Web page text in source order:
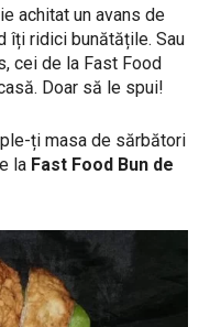
achitat un avans de
îți ridici bunătățile. Sau
cei de la Fast Food
Doar să le spui!
ți masa de sărbători
la Fast Food Bun de